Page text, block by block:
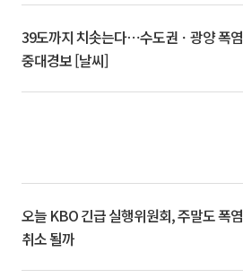
39도까지 치솟는다⋯수도권ㆍ광양 폭염
중대경보 [날씨]
오늘 KBO 긴급 실행위원회, 주말도 폭염
취소 될까